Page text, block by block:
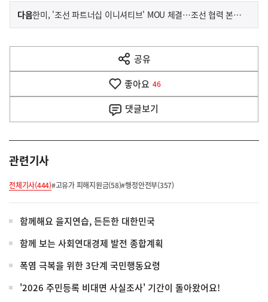
이
전
다
음
다음기
한미, '조선 파트너십 이니셔티브' MOU 체결…조선 협력 본격화
공유
열
기
좋아요 46
댓글보기
관련기사
전체기사(444)#고유가 피해지원금(58)#행정안전부(357)
함께해요 을지연습, 든든한 대한민국
함께 보는 사회연대경제 발전 종합계획
폭염 극복을 위한 3단계 국민행동요령
'2026 주민등록 비대면 사실조사' 기간이 돌아왔어요!